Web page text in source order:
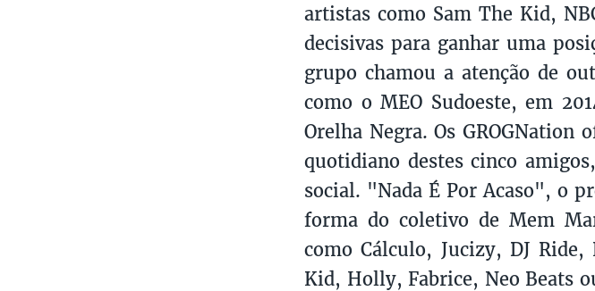
artistas como Sam The Kid,
decisivas para ganhar uma
grupo chamou a atenção de
como o MEO Sudoeste, em
Orelha Negra. Os
quotidiano destes cinco
social. "Nada É Por Acaso", o
forma do coletivo de Mem
como Cálculo, Jucizy, DJ Ride,
Kid, Holly, Fabrice, Neo Beats